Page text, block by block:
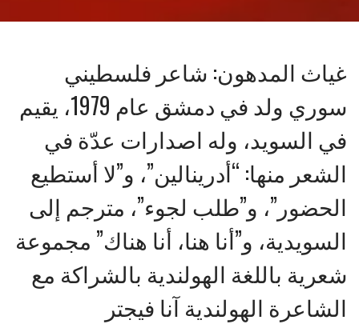
غياث المدهون: شاعر فلسطيني
سوري ولد في دمشق عام 1979، يقيم
في السويد، وله اصدارات عدّة في
الشعر منها: “أدرينالين”، و”لا أستطيع
الحضور”، و”طلب لجوء”، مترجم إلى
السويدية، و”أنا هنا، أنا هناك” مجموعة
شعرية باللغة الهولندية بالشراكة مع
الشاعرة الهولندية آنا فيجتر